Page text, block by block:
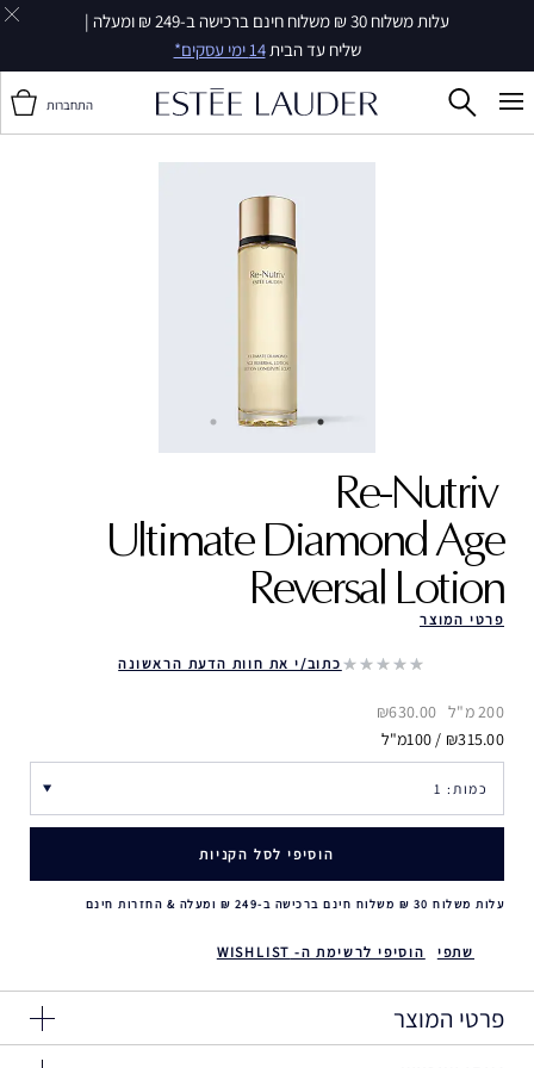
עלות משלוח 30 ₪ משלוח חינם ברכישה ב-249 ₪ ומעלה |
שליח עד הבית14 ימי עסקים*
התחברות
Re-Nutriv ‎
Ultimate Diamond Age
Reversal Lotion
פרטי המוצר
כתוב/י את חוות הדעת הראשונה
200 מ"ל
₪630.00
₪315.00 / 100מ"ל
הוסיפי לסל הקניות
עלות משלוח 30 ₪ משלוח חינם ברכישה ב-249 ₪ ומעלה & החזרות חינם
שתפי הוסיפי לרשימת ה- WISHLIST
פרטי המוצר